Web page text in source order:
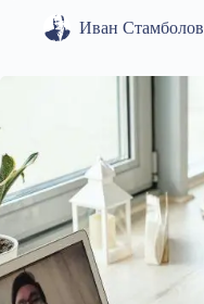
Иван Стамболов